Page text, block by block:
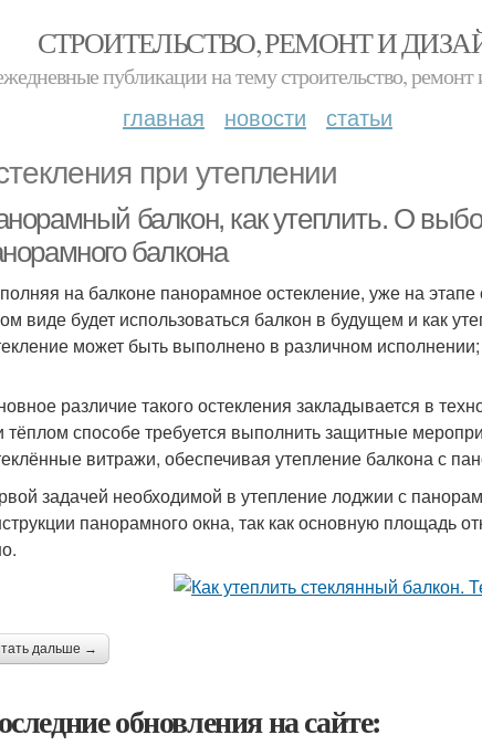
СТРОИТЕЛЬСТВО, РЕМОНТ И
публикации на тему строительство, ремонт
главная новости статьи
при утеплении
балкон, как утеплить. О
балкона
на балконе панорамное остекление, уже на
виде будет использоваться балкон в будущем и как
может быть выполнено в различном
различие такого остекления закладывается в
тёплом способе требуется выполнить защитные
витражи, обеспечивая утепление балкона с
задачей необходимой в утепление лоджии с
панорамного окна, так как основную площадь
дальше →
обновления на сайте: